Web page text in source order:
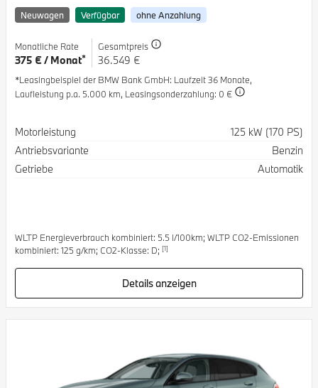
Neuwagen Verfügbar ohne Anzahlung
Monatliche Rate
375 € / Monat*
Gesamtpreis
36.549 €
*Leasingbeispiel der BMW Bank GmbH: Laufzeit 36 Monate,
Laufleistung p.a. 5.000 km, Leasingsonderzahlung: 0 €
Spezifikation
Motorleistung
125 kW (170 PS)
Antriebsvariante
Benzin
Getriebe
Automatik
WLTP Energieverbrauch kombiniert: 5.5 l/100km; WLTP CO2-Emissionen
kombiniert: 125 g/km; CO2-Klasse: D; [1]
Details anzeigen